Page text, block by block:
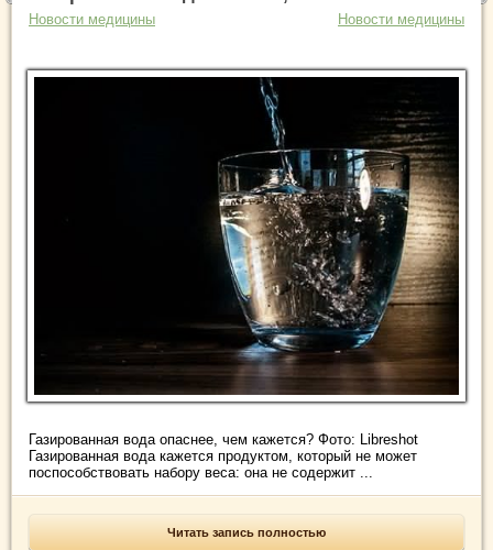
Новости медицины Новости медицины
Газированная вода опаснее, чем кажется? Фото: Libreshot
Газированная вода кажется продуктом, который не может
поспособствовать набору веса: она не содержит ...
Читать запись полностью